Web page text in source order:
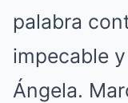
palabra
impecable
Ángela.